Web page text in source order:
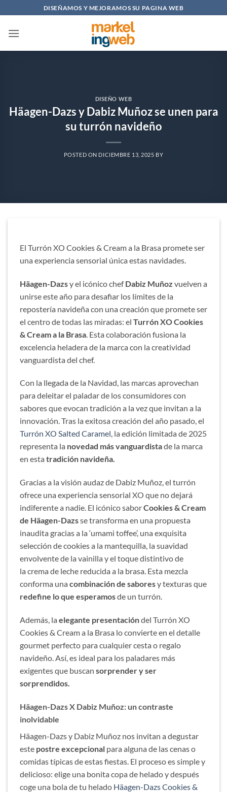
al
contenido
DISEÑAMOS Y MEJORAMOS SU PAGINA WEB
DISEÑO WEB
Häagen-Dazs y Dabiz Muñoz se unen para
su turrón navideño
POSTED ON DICIEMBRE 13, 2025 BY
El Turrón XO Cookies & Cream a la Brasa promete ser
una experiencia sensorial única estas navidades.
Häagen-Dazsy el icónico chefDabiz Muñoz vuelven a
unirse este año para desafiar los límites de la
repostería navideña con una creación que promete ser
el centro de todas las miradas: el Turrón XO Cookies
& Cream a la Brasa . Esta colaboración fusiona la
excelencia heladera de la marca con la creatividad
vanguardista del chef.
Con la llegada de la Navidad, las marcas aprovechan
para deleitar el paladar de los consumidores con
sabores que evocan tradición a la vez que invitan a la
innovación. Tras la exitosa creación del año pasado, el
Turrón XO Salted Caramel, la edición limitada de 2025
representa la novedad más vanguardistade la marca
en esta tradición navideña.
Gracias a la visión audaz de Dabiz Muñoz, el turrón
ofrece una experiencia sensorial XO que no dejará
indiferente a nadie. El icónicosaborCookies & Cream
de Häagen-Dazsse transforma en una propuesta
inaudita gracias a la ‘umami toffee’, una exquisita
selección de cookies a la mantequilla, la suavidad
envolvente de la vainilla y el toque distintivo de
la crema de leche reducida a la brasa. Esta mezcla
conforma una combinación de saboresy texturas que
redefine lo que esperamosde un turrón.
Además, la elegante presentacióndel Turrón XO
Cookies & Cream a la Brasa lo convierte en el detalle
gourmet perfecto para cualquier cesta o regalo
navideño. Así, es ideal para los paladares más
exigentes que buscan sorprender y ser
sorprendidos.
Häagen-Dazs X Dabiz Muñoz: un contraste
inolvidable
Häagen-Dazs y Dabiz Muñoz nos invitan a degustar
este postre excepcional para alguna de las cenas o
comidas típicas de estas fiestas. El proceso es simple y
delicioso: elige una bonita copa de helado y después
coge una bola de tu helado Häagen-Dazs Cookies &